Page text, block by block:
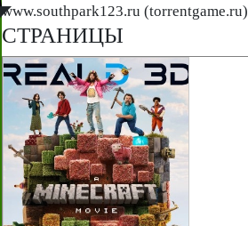
www.southpark123.ru (torrentgame.ru)
◤
СТРАНИЦЫ